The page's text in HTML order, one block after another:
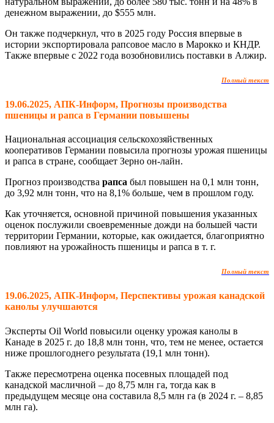
денежном выражении, до $555 млн.
Он также подчеркнул, что в 2025 году Россия впервые в
истории экспортировала рапсовое масло в Марокко и КНДР.
Также впервые с 2022 года возобновились поставки в Алжир.
Полный текст
19.06.2025, АПК-Информ, Прогнозы производства
пшеницы и рапса в Германии повышены
Национальная ассоциация сельскохозяйственных
кооперативов Германии повысила прогнозы урожая пшеницы
и рапса в стране, сообщает Зерно он-лайн.
Прогноз производства рапса был повышен на 0,1 млн тонн,
до 3,92 млн тонн, что на 8,1% больше, чем в прошлом году.
Как уточняется, основной причиной повышения указанных
оценок послужили своевременные дожди на большей части
территории Германии, которые, как ожидается, благоприятно
повлияют на урожайность пшеницы и рапса в т. г.
Полный текст
19.06.2025, АПК-Информ, Перспективы урожая канадской
канолы улучшаются
Эксперты Oil World повысили оценку урожая канолы в
Канаде в 2025 г. до 18,8 млн тонн, что, тем не менее, остается
ниже прошлогоднего результата (19,1 млн тонн).
Также пересмотрена оценка посевных площадей под
канадской масличной – до 8,75 млн га, тогда как в
предыдущем месяце она составила 8,5 млн га (в 2024 г. – 8,85
млн га).